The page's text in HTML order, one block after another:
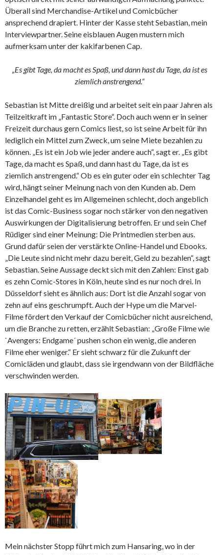
Überall sind Merchandise-Artikel und Comicbücher
ansprechend drapiert. Hinter der Kasse steht Sebastian, mein
Interviewpartner. Seine eisblauen Augen mustern mich
aufmerksam unter der kakifarbenen Cap.
„Es gibt Tage, da macht es Spaß, und dann hast du Tage, da ist es
ziemlich anstrengend.“
Sebastian ist Mitte dreißig und arbeitet seit ein paar Jahren als
Teilzeitkraft im „Fantastic Store“. Doch auch wenn er in seiner
Freizeit durchaus gern Comics liest, so ist seine Arbeit für ihn
lediglich ein Mittel zum Zweck, um seine Miete bezahlen zu
können. „Es ist ein Job wie jeder andere auch“, sagt er. „Es gibt
Tage, da macht es Spaß, und dann hast du Tage, da ist es
ziemlich anstrengend.“ Ob es ein guter oder ein schlechter Tag
wird, hängt seiner Meinung nach von den Kunden ab. Dem
Einzelhandel geht es im Allgemeinen schlecht, doch angeblich
ist das Comic-Business sogar noch stärker von den negativen
Auswirkungen der Digitalisierung betroffen. Er und sein Chef
Rüdiger sind einer Meinung: Die Printmedien sterben aus.
Grund dafür seien der verstärkte Online-Handel und Ebooks.
„Die Leute sind nicht mehr dazu bereit, Geld zu bezahlen“, sagt
Sebastian. Seine Aussage deckt sich mit den Zahlen: Einst gab
es zehn Comic-Stores in Köln, heute sind es nur noch drei. In
Düsseldorf sieht es ähnlich aus: Dort ist die Anzahl sogar von
zehn auf eins geschrumpft. Auch der Hype um die Marvel-
Filme fördert den Verkauf der Comicbücher nicht ausreichend,
um die Branche zu retten, erzählt Sebastian: „Große Filme wie
`Avengers: Endgame´ pushen schon ein wenig, die anderen
Filme eher weniger.“ Er sieht schwarz für die Zukunft der
Comicläden und glaubt, dass sie irgendwann von der Bildfläche
verschwinden werden.
Mein nächster Stopp führt mich zum Hansaring, wo in der